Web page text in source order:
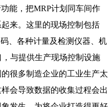
能，把MRP计划同车间作
来。这里的现场控制包括
、各种计量及检测仪器、机
与提供生产现场控制设施
很多制造企业的工业生产太
会导致数据的收集过程会出